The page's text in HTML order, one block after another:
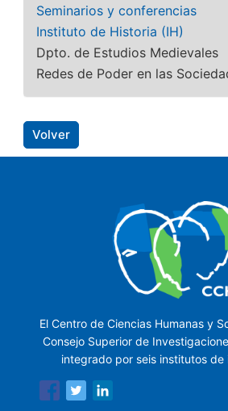
Seminarios y conferencias
Instituto de Historia (IH)
Dpto. de Estudios Medievales
Redes de Poder en las
Volver
El Centro de Ciencias Humanas y
Consejo Superior de
integrado por seis institutos de